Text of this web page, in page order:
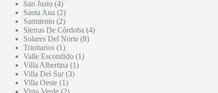
San Justo (4)
Santa Ana (2)
Sarmiento (2)
Sierras De Córdoba (4)
Solares Del Norte (8)
Trinitarios (1)
Valle Escondido (1)
Villa Albertina (1)
Villa Del Sur (3)
Villa Oeste (1)